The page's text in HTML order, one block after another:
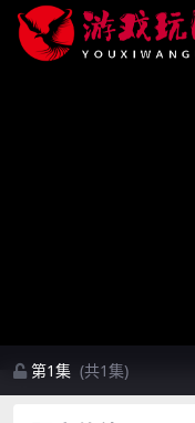
第1集 (共1集)